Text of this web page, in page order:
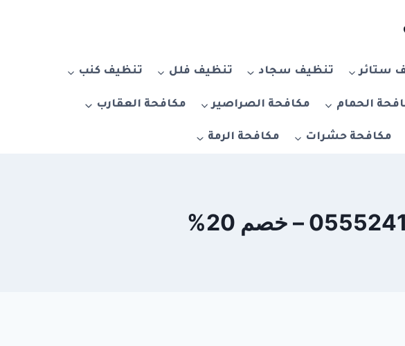
ستائر تنظيف سجاد تنظيف فلل تنظيف كنب
الحمام مكافحة الصراصير مكافحة العقارب
مكافحة حشرات مكافحة الرمة